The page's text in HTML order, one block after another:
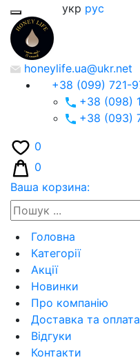
укр рус
honeylife.ua@ukr.net
+38 (099) 721-
+38 (098)
+38 (093)
0
0
Ваша корзина:
Головна
Категорії
Акції
Новинки
Про компанію
Доставка та оплата
Відгуки
Контакти